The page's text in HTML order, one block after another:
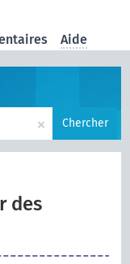
Aide
× Chercher
des